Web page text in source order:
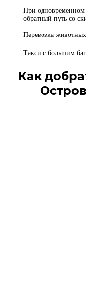
При одновременном
обратный путь со
Перевозка
Такси с большим
Как